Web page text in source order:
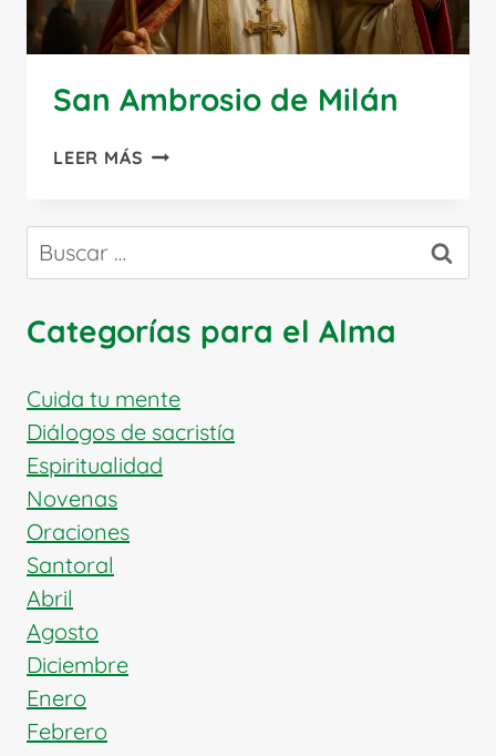
San Ambrosio de Milán
LEER MÁS SAN
MILÁN
Buscar:
Categorías para el Alma
Cuida tu mente
Diálogos de sacristía
Espiritualidad
Novenas
Oraciones
Santoral
Abril
Agosto
Diciembre
Enero
Febrero